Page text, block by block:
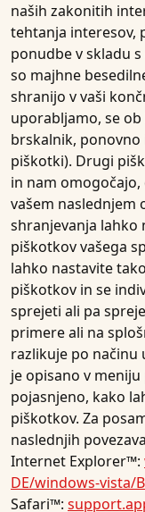
naših zakonitih
tehtanja interesov,
ponudbe v skladu s
so majhne
shranijo v vaši
uporabljamo, se
brskalnik,
piškotki). Drugi
in nam
vašem naslednjem
shranjevanja lahko
piškotkov vašega
lahko nastavite
piškotkov in se
sprejeti ali pa
primere ali na
razlikuje po načinu
je opisano v
pojasnjeno, kako
piškotkov. Za
naslednjih
Internet Explorer™:
DE/windows-vista/
Safari™: